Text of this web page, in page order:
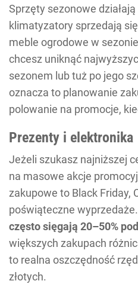
Sprzęty sezonowe
klimatyzatory sprzedają
meble ogrodowe w
chcesz uniknąć
sezonem lub tuż po jego
oznacza to planowanie
polowanie na promocje,
Prezenty i elektronika
Jeżeli szukasz najniższej
na masowe akcje
zakupowe to Black Friday,
poświąteczne wyprzedaże.
często sięgają 20–50%
większych zakupach
to realna oszczędność
złotych.